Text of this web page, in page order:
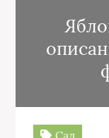
Сад